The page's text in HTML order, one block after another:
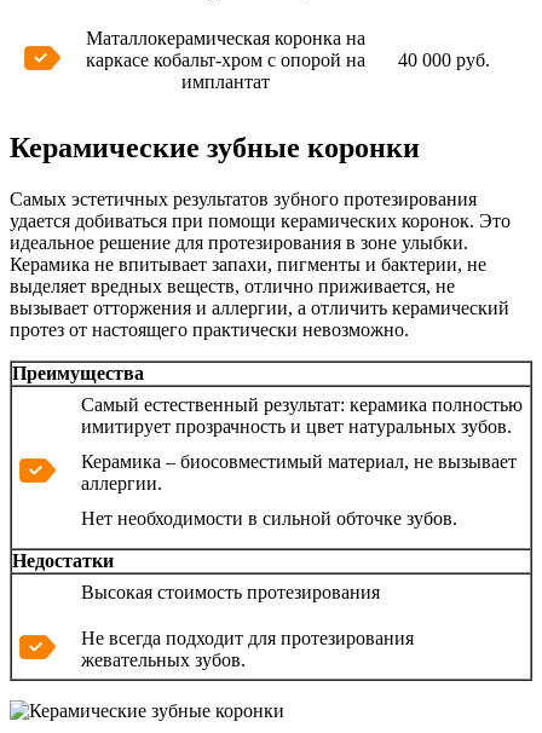
Маталлокерамическая коронка на
каркасе кобальт-хром с опорой на
имплантат
40 000 руб.
Керамические зубные коронки
Самых эстетичных результатов зубного протезирования
удается добиваться при помощи керамических коронок. Это
идеальное решение для протезирования в зоне улыбки.
Керамика не впитывает запахи, пигменты и бактерии, не
выделяет вредных веществ, отлично приживается, не
вызывает отторжения и аллергии, а отличить керамический
протез от настоящего практически невозможно.
Преимущества
Самый естественный результат: керамика полностью
имитирует прозрачность и цвет натуральных зубов.
Керамика – биосовместимый материал, не вызывает
аллергии.
Нет необходимости в сильной обточке зубов.
Недостатки
Высокая стоимость протезирования
Не всегда подходит для протезирования
жевательных зубов.